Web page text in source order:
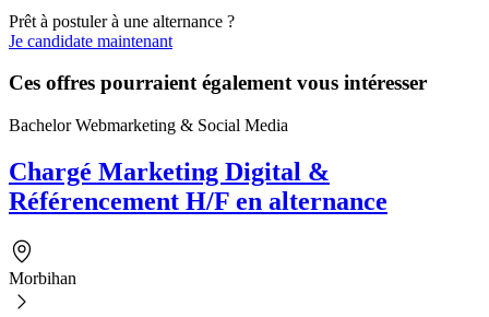
Prêt à postuler à une alternance ?
Je candidate maintenant
Ces offres pourraient également vous intéresser
Bachelor Webmarketing & Social Media
Chargé Marketing Digital &
Référencement H/F en alternance
Morbihan